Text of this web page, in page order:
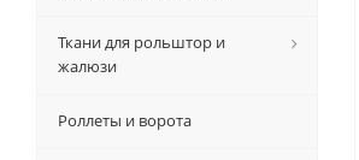
Ткани для рольштор и
жалюзи
Роллеты и ворота